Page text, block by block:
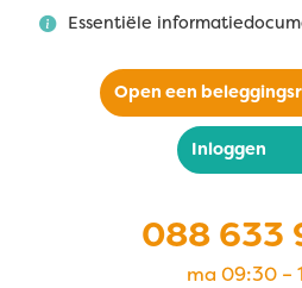
Essentiële
Open een
Inloggen
088 633
ma 09:30 –